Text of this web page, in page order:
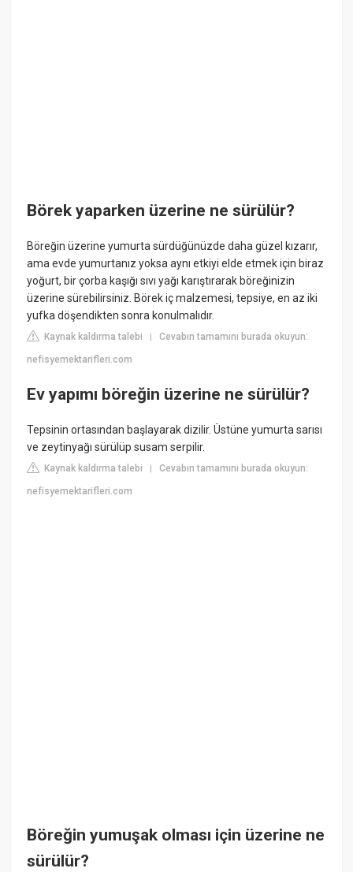
Börek yaparken üzerine ne sürülür?
Böreğin üzerine yumurta sürdüğünüzde daha güzel kızarır,
ama evde yumurtanız yoksa aynı etkiyi elde etmek için biraz
yoğurt, bir çorba kaşığı sıvı yağı karıştırarak böreğinizin
üzerine sürebilirsiniz. Börek iç malzemesi, tepsiye, en az iki
yufka döşendikten sonra konulmalıdır.
Kaynak kaldırma talebi |Cevabın tamamını burada okuyun:
nefisyemektarifleri.com
Ev yapımı böreğin üzerine ne sürülür?
Tepsinin ortasından başlayarak dizilir. Üstüne yumurta sarısı
ve zeytinyağı sürülüp susam serpilir.
Kaynak kaldırma talebi |Cevabın tamamını burada okuyun:
nefisyemektarifleri.com
Böreğin yumuşak olması için üzerine ne
sürülür?